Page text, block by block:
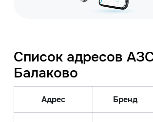
Список адресов
Балаково
Адрес Бренд